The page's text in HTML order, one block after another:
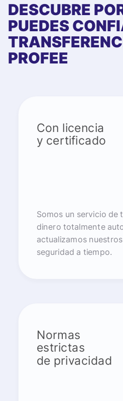
DESCUBRE
PUEDES
PROFEE
Con licencia
y certificado
Somos un servicio de
dinero totalmente
actualizamos
seguridad a tiempo.
Normas
estrictas
de privacidad